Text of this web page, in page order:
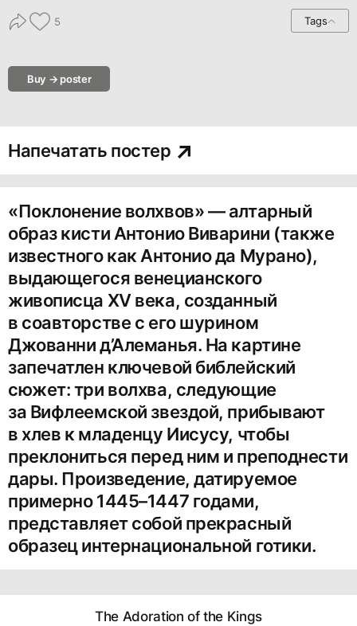
5 Tags
Buy → poster
Напечатать постер
«Поклонение волхвов» — алтарный
образ кисти Антонио Виварини (также
известного как Антонио да Мурано),
выдающегося венецианского
живописца XV века, созданный
в соавторстве с его шурином
Джованни д’Алеманья. На картине
запечатлен ключевой библейский
сюжет: три волхва, следующие
за Вифлеемской звездой, прибывают
в хлев к младенцу Иисусу, чтобы
преклониться перед ним и преподнести
дары. Произведение, датируемое
примерно 1445–1447 годами,
представляет собой прекрасный
образец интернациональной готики.
The Adoration of the Kings